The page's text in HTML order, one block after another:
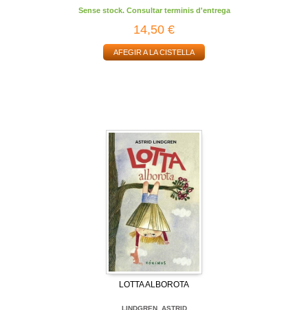
Sense stock. Consultar terminis d'entrega
14,50 €
AFEGIR A LA CISTELLA
LOTTA ALBOROTA
LINDGREN, ASTRID